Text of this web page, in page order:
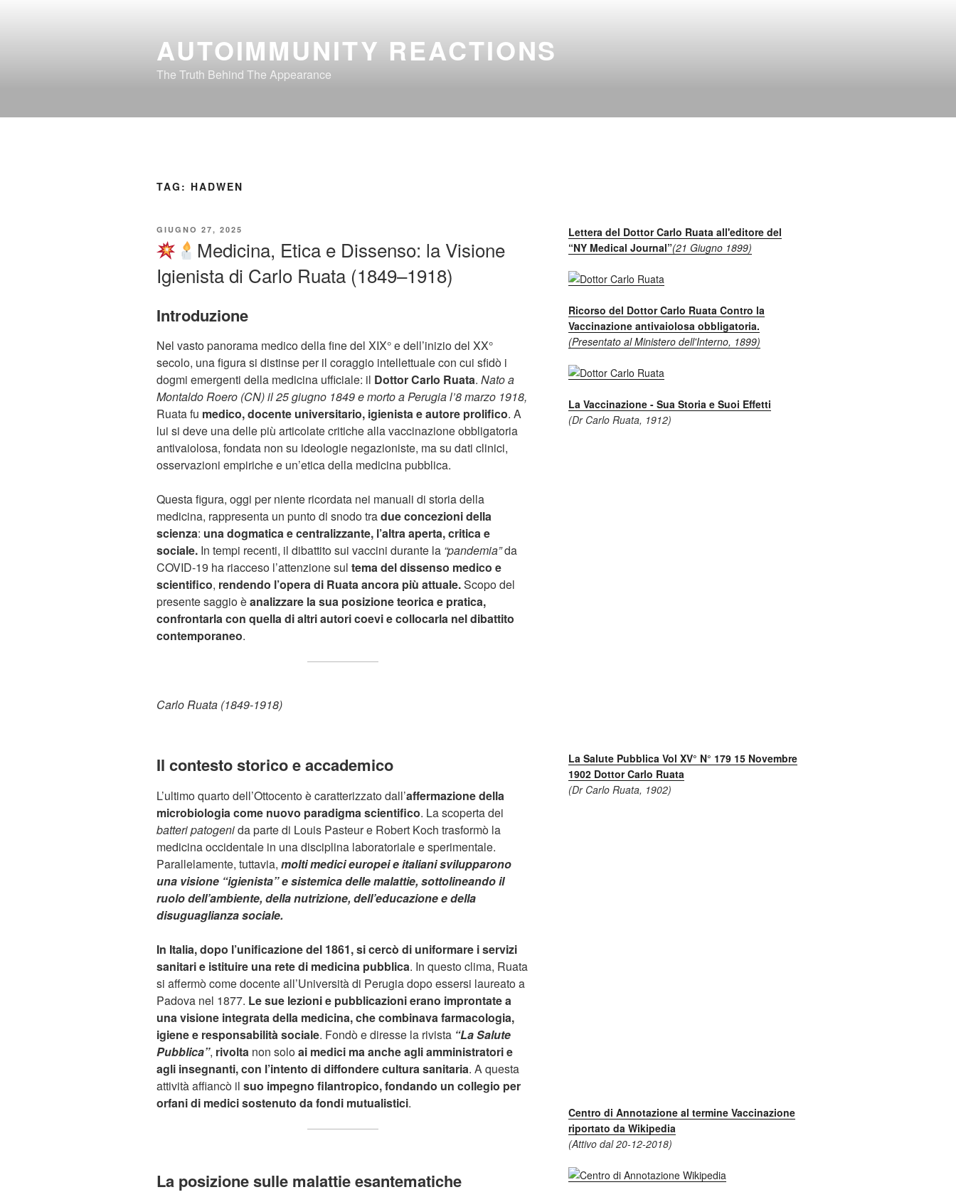
AUTOIMMUNITY REACTIONS
The Truth Behind The Appearance
TAG: HADWEN
PUBBLICATO
GIUGNO 27, 2025
Medicina, Etica e Dissenso: la Visione
Igienista di Carlo Ruata (1849–1918)
Introduzione
Nel vasto panorama medico della fine del XIX° e dell’inizio del XX°
secolo, una figura si distinse per il coraggio intellettuale con cui sfidò i
dogmi emergenti della medicina ufficiale: il Dottor Carlo Ruata. Nato a
Montaldo Roero (CN) il 25 giugno 1849 e morto a Perugia l’8 marzo 1918,
Ruata fu medico, docente universitario, igienista e autore prolifico. A
lui si deve una delle più articolate critiche alla vaccinazione obbligatoria
antivaiolosa, fondata non su ideologie negazioniste, ma su dati clinici,
osservazioni empiriche e un’etica della medicina pubblica.
Questa figura, oggi per niente ricordata nei manuali di storia della
medicina, rappresenta un punto di snodo tradue concezioni della
scienza: una dogmatica e centralizzante, l’altra aperta, critica e
sociale. In tempi recenti, il dibattito sui vaccini durante la “pandemia”da
COVID-19 ha riacceso l’attenzione sul tema del dissenso medico e
scientifico, rendendo l’opera di Ruata ancora più attuale.Scopo del
presente saggio èanalizzare la sua posizione teorica e pratica,
confrontarla con quella di altri autori coevi e collocarla nel dibattito
contemporaneo.
Carlo Ruata (1849-1918)
Il contesto storico e accademico
L’ultimo quarto dell’Ottocento è caratterizzato dall’affermazione della
microbiologia come nuovo paradigma scientifico. La scoperta dei
batteri patogenida parte di Louis Pasteur e Robert Koch trasformò la
medicina occidentale in una disciplina laboratoriale e sperimentale.
Parallelamente, tuttavia, molti medici europei e italiani svilupparono
una visione “igienista” e sistemica delle malattie, sottolineando il
ruolo dell’ambiente, della nutrizione, dell’educazione e della
disuguaglianza sociale.
In Italia, dopo l’unificazione del 1861, si cercò di uniformare i servizi
sanitari e istituire una rete di medicina pubblica. In questo clima, Ruata
si affermò come docente all’Università di Perugia dopo essersi laureato a
Padova nel 1877. Le sue lezioni e pubblicazioni erano improntate a
una visione integrata della medicina, che combinava farmacologia,
igiene e responsabilità sociale. Fondò e diresse la rivista “La Salute
Pubblica”, rivolta non soloai medici ma anche agli amministratori e
agli insegnanti, con l’intento di diffondere cultura sanitaria. A questa
attività affiancò il suo impegno filantropico, fondando un collegio per
orfani di medici sostenuto da fondi mutualistici.
La posizione sulle malattie esantematiche
Lettera del Dottor Carlo Ruata all'editore del
“NY Medical Journal”(21 Giugno 1899)
Ricorso del Dottor Carlo Ruata Contro la
Vaccinazione antivaiolosa obbligatoria.
(Presentato al Ministero dell'Interno, 1899)
La Vaccinazione - Sua Storia e Suoi Effetti
(Dr Carlo Ruata, 1912)
La Salute Pubblica Vol XV° N° 179 15 Novembre
1902 Dottor Carlo Ruata
(Dr Carlo Ruata, 1902)
Centro di Annotazione al termine Vaccinazione
riportato da Wikipedia
(Attivo dal 20-12-2018)